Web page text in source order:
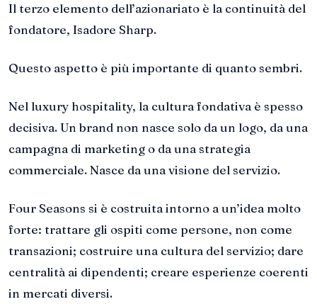
Il terzo elemento dell’azionariato è la continuità del
fondatore, Isadore Sharp.
Questo aspetto è più importante di quanto sembri.
Nel luxury hospitality, la cultura fondativa è spesso
decisiva. Un brand non nasce solo da un logo, da una
campagna di marketing o da una strategia
commerciale. Nasce da una visione del servizio.
Four Seasons si è costruita intorno a un’idea molto
forte: trattare gli ospiti come persone, non come
transazioni; costruire una cultura del servizio; dare
centralità ai dipendenti; creare esperienze coerenti
in mercati diversi.